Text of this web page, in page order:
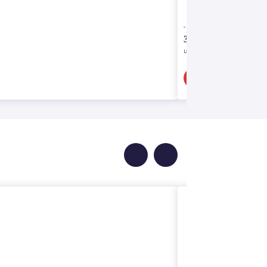
3 953.00 р
цена за 1 упаковку